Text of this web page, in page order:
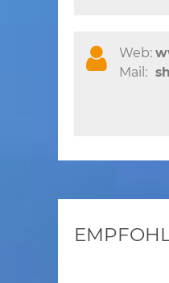
Web:
Mail: